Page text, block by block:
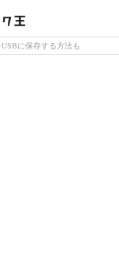
に保存する方法も